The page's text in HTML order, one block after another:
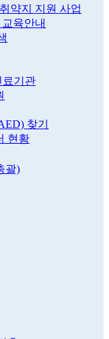
약지 지원 사업
육안내
료기관
찾기
현황
괄)